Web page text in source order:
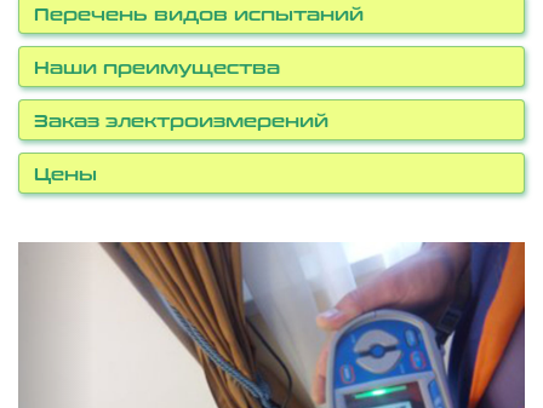
Перечень видов испытаний
Наши преимущества
Заказ электроизмерений
Цены
Предыдущий